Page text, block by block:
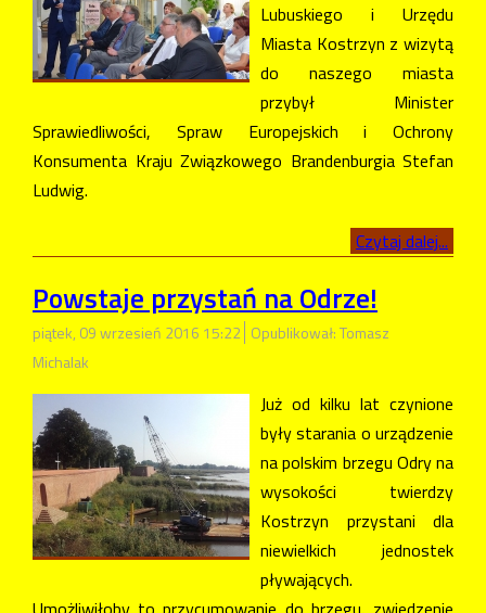
Lubuskiego i Urzędu
Miasta Kostrzyn z wizytą
do naszego miasta
przybył Minister
Sprawiedliwości, Spraw Europejskich i Ochrony
Konsumenta Kraju Związkowego Brandenburgia Stefan
Ludwig.
Czytaj dalej...
Powstaje przystań na Odrze!
piątek, 09 wrzesień 2016 15:22 Opublikował: Tomasz
Michalak
Już od kilku lat czynione
były starania o urządzenie
na polskim brzegu Odry na
wysokości twierdzy
Kostrzyn przystani dla
niewielkich jednostek
pływających.